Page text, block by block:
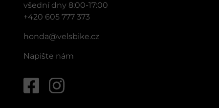
všední dny 8:00-17:00
+420 605 777 373
honda@velsbike.cz
Napište nám